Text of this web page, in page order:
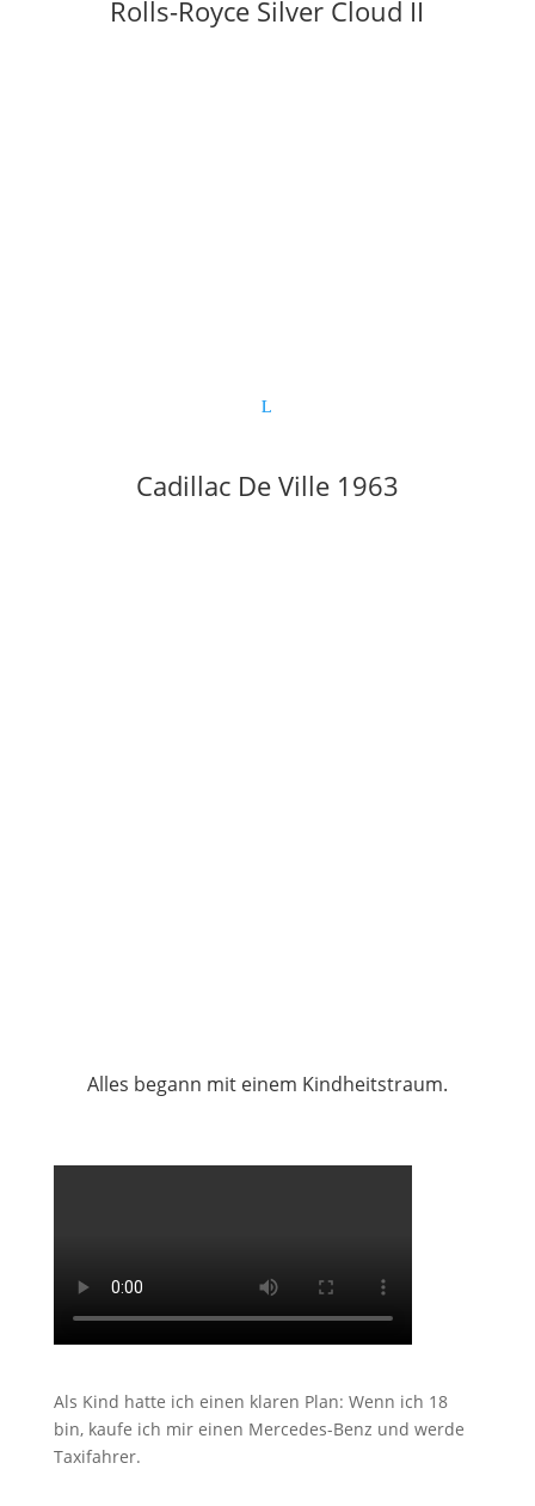
Rolls-Royce Silver Cloud II
Cadillac De Ville 1963
Alles begann mit einem Kindheitstraum.
abspielen
Als Kind hatte ich einen klaren Plan: Wenn ich 18
bin, kaufe ich mir einen Mercedes-Benz und werde
Taxifahrer.